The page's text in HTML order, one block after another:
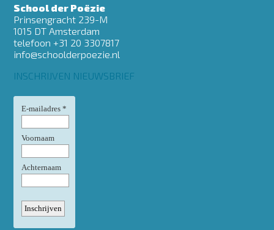
School der Poëzie
Prinsengracht 239-M
1015 DT Amsterdam
telefoon +31 20 3307817
info@schoolderpoezie.nl
INSCHRIJVEN NIEUWSBRIEF